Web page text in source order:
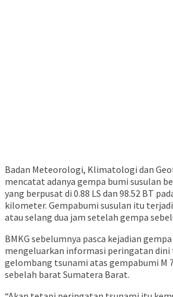
Badan Meteorologi, Klimatologi dan
mencatat adanya gempa bumi susulan
yang berpusat di 0.88 LS dan 98.52 BT
kilometer. Gempabumi susulan itu terjadi
atau selang dua jam setelah gempa
BMKG sebelumnya pasca kejadian
mengeluarkan informasi peringatan
gelombang tsunami atas gempabumi M
sebelah barat Sumatera Barat.